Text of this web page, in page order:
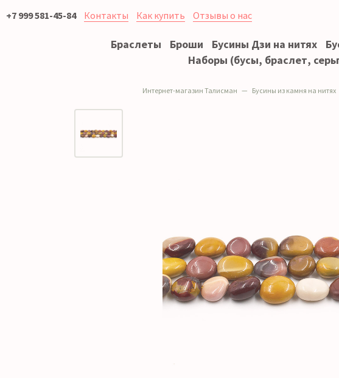
+7 999 581-45-84 Контакты Как купить Отзывы о нас
Браслеты Броши Бусины Дзи на нитях
Наборы (бусы, браслет,
Интернет-магазин Талисман Бусины из камня на нитях